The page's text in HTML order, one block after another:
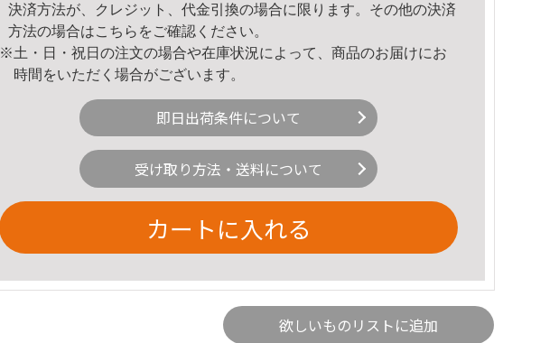
決済方法が、クレジット、代金引換の場合に限ります。その他の決済
方法の場合はこちら をご確認ください。
※土・日・祝日の注文の場合や在庫状況によって、商品のお届けにお
時間をいただく場合がございます。
即日出荷条件について
受け取り方法・送料について
カートに入れる
欲しいものリストに追加